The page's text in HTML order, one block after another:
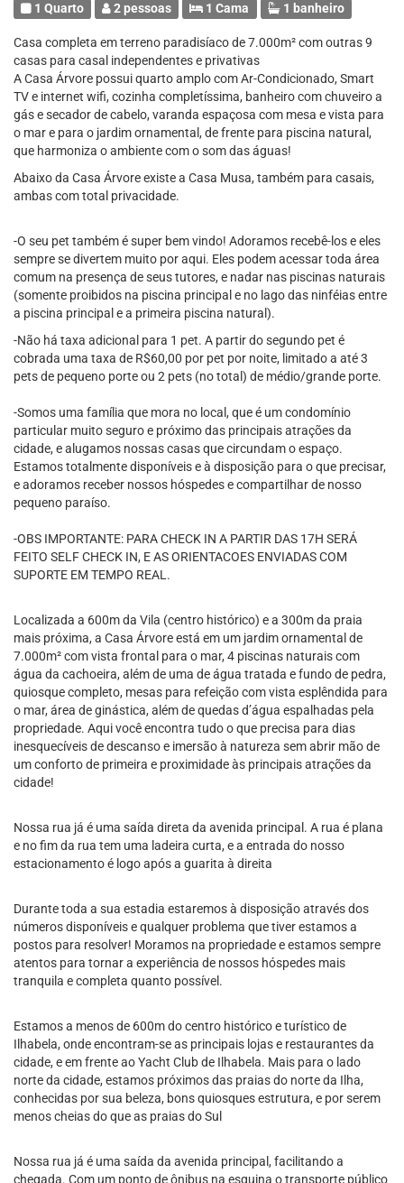
1 Quarto 2 pessoas 1 Cama 1 banheiro
Casa completa em terreno paradisíaco de 7.000m² com outras 9
casas para casal independentes e privativas
A Casa Árvore possui quarto amplo com Ar-Condicionado, Smart
TV e internet wifi, cozinha completíssima, banheiro com chuveiro a
gás e secador de cabelo, varanda espaçosa com mesa e vista para
o mar e para o jardim ornamental, de frente para piscina natural,
que harmoniza o ambiente com o som das águas!
Abaixo da Casa Árvore existe a Casa Musa, também para casais,
ambas com total privacidade.
-O seu pet também é super bem vindo! Adoramos recebê-los e eles
sempre se divertem muito por aqui. Eles podem acessar toda área
comum na presença de seus tutores, e nadar nas piscinas naturais
(somente proibidos na piscina principal e no lago das ninféias entre
a piscina principal e a primeira piscina natural).
-Não há taxa adicional para 1 pet. A partir do segundo pet é
cobrada uma taxa de R$60,00 por pet por noite, limitado a até 3
pets de pequeno porte ou 2 pets (no total) de médio/grande porte.
-Somos uma família que mora no local, que é um condomínio
particular muito seguro e próximo das principais atrações da
cidade, e alugamos nossas casas que circundam o espaço.
Estamos totalmente disponíveis e à disposição para o que precisar,
e adoramos receber nossos hóspedes e compartilhar de nosso
pequeno paraíso.
-OBS IMPORTANTE: PARA CHECK IN A PARTIR DAS 17H SERÁ
FEITO SELF CHECK IN, E AS ORIENTACOES ENVIADAS COM
SUPORTE EM TEMPO REAL.
Localizada a 600m da Vila (centro histórico) e a 300m da praia
mais próxima, a Casa Árvore está em um jardim ornamental de
7.000m² com vista frontal para o mar, 4 piscinas naturais com
água da cachoeira, além de uma de água tratada e fundo de pedra,
quiosque completo, mesas para refeição com vista esplêndida para
o mar, área de ginástica, além de quedas d’água espalhadas pela
propriedade. Aqui você encontra tudo o que precisa para dias
inesquecíveis de descanso e imersão à natureza sem abrir mão de
um conforto de primeira e proximidade às principais atrações da
cidade!
Nossa rua já é uma saída direta da avenida principal. A rua é plana
e no fim da rua tem uma ladeira curta, e a entrada do nosso
estacionamento é logo após a guarita à direita
Durante toda a sua estadia estaremos à disposição através dos
números disponíveis e qualquer problema que tiver estamos a
postos para resolver! Moramos na propriedade e estamos sempre
atentos para tornar a experiência de nossos hóspedes mais
tranquila e completa quanto possível.
Estamos a menos de 600m do centro histórico e turístico de
Ilhabela, onde encontram-se as principais lojas e restaurantes da
cidade, e em frente ao Yacht Club de Ilhabela. Mais para o lado
norte da cidade, estamos próximos das praias do norte da Ilha,
conhecidas por sua beleza, bons quiosques estrutura, e por serem
menos cheias do que as praias do Sul
Nossa rua já é uma saída da avenida principal, facilitando a
chegada. Com um ponto de ônibus na esquina o transporte público